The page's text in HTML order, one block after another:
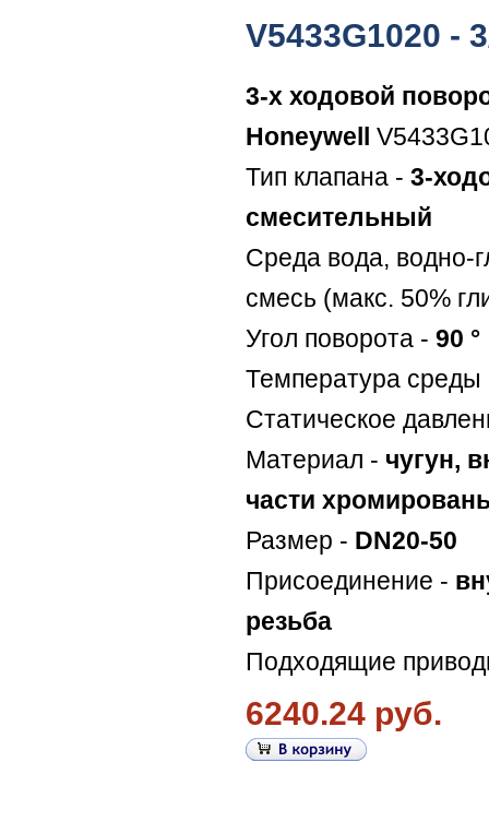
V5433G1020 -
3-х ходовой
Honeywell
Тип клапана - 3-
смесительный
Среда вода, водно-
смесь (макс. 50%
Угол поворота - 90 °
Температура среды
Статическое
Материал - чугун,
части
Размер - DN20-50
Присоединение -
резьба
Подходящие
6240.24 руб.